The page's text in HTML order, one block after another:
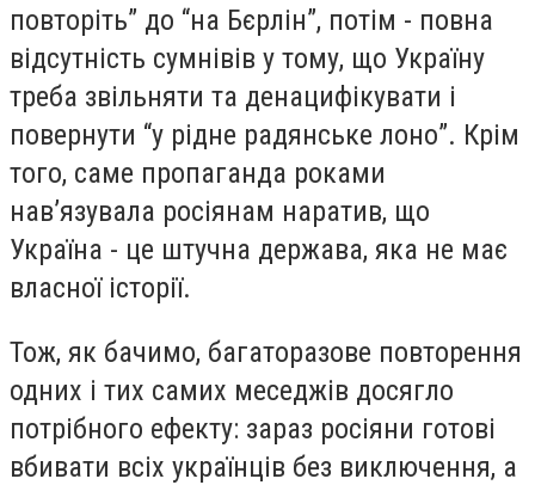
повторіть” до “на Бєрлін”, потім - повна
відсутність сумнівів у тому, що Україну
треба звільняти та денацифікувати і
повернути “у рідне радянське лоно”. Крім
того, саме пропаганда роками
навʼязувала росіянам наратив, що
Україна - це штучна держава, яка не має
власної історії.
Тож, як бачимо, багаторазове повторення
одних і тих самих меседжів досягло
потрібного ефекту: зараз росіяни готові
вбивати всіх українців без виключення, а